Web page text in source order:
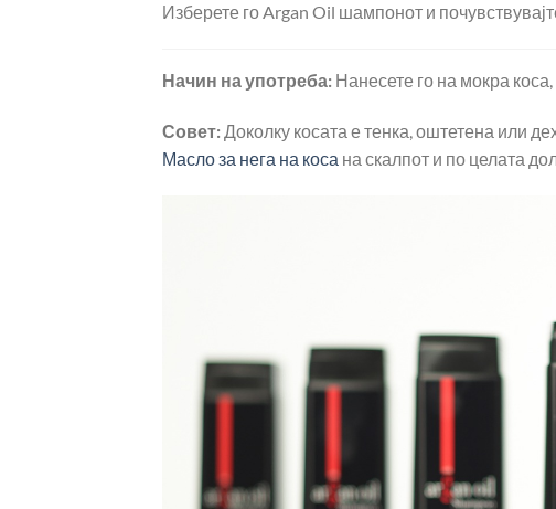
Изберете го Argan Oil шампонот и
Начин на употреба: Нанесете го на мокра
Совет:Доколку косата е тенка, оштетена или
Масло за нега на коса на скалпот и по целата